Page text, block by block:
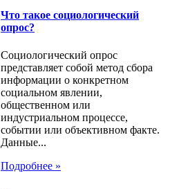
Что такое социологический
опрос?
Социологический опрос
представляет собой метод сбора
информации о конкретном
социальном явлении,
общественном или
индустриальном процессе,
событии или объективном факте.
Данные...
Подробнее »